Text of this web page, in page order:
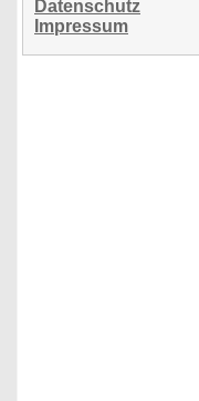
Datenschutz
Impressum